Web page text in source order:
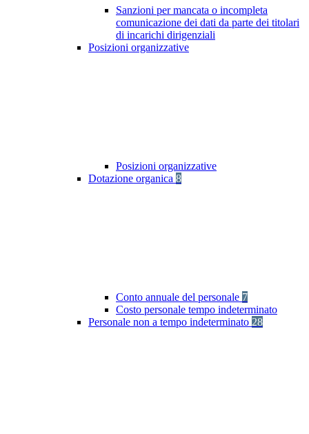
Sanzioni per mancata o incompleta
comunicazione dei dati da parte dei titolari
di incarichi dirigenziali
Posizioni organizzative
Posizioni organizzative
Dotazione organica 8
Conto annuale del personale 7
Costo personale tempo indeterminato
Personale non a tempo indeterminato 28